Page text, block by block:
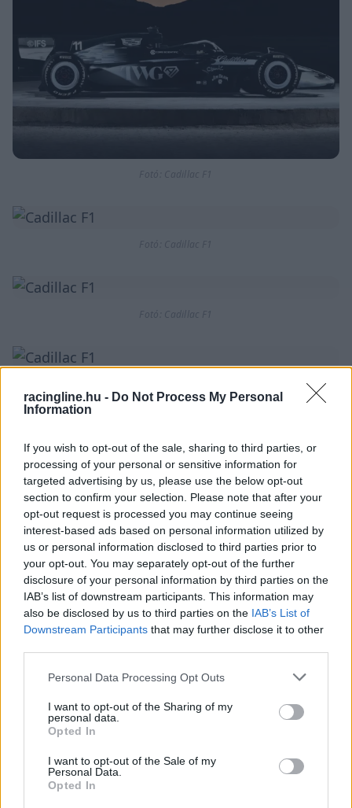
racingline.hu - Do Not Process My Personal
Information
If you wish to opt-out of the sale, sharing to third parties, or
processing of your personal or sensitive information for
targeted advertising by us, please use the below opt-out
section to confirm your selection. Please note that after your
opt-out request is processed you may continue seeing
interest-based ads based on personal information utilized by
us or personal information disclosed to third parties prior to
your opt-out. You may separately opt-out of the further
disclosure of your personal information by third parties on the
IAB’s list of downstream participants. This information may
also be disclosed by us to third parties on the IAB’s List of
Downstream Participants that may further disclose it to other
Please note that this website/app uses one or more Google
not limited to your visit or usage behaviour. You may click to
grant or deny consent to Google and its third-party tags to
use your data for below specified purposes in below Google
consent section.
Personal Data Processing Opt Outs
I want to opt-out of the Sharing of my
personal data.
Opted In
I want to opt-out of the Sale of my
Personal Data.
Opted In
Fotó: Cadillac F1
Fotó: Cadillac F1